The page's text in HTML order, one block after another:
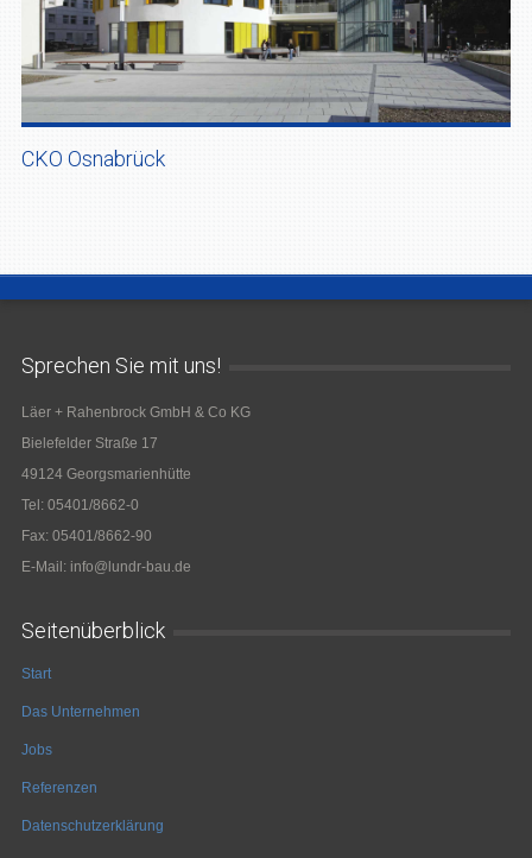
CKO Osnabrück
Sprechen Sie mit uns!
Läer + Rahenbrock GmbH & Co KG
Bielefelder Straße 17
49124 Georgsmarienhütte
Tel: 05401/8662-0
Fax: 05401/8662-90
E-Mail: info@lundr-bau.de
Seitenüberblick
Start
Das Unternehmen
Jobs
Referenzen
Datenschutzerklärung